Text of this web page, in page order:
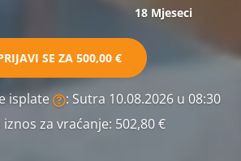
18 Mjeseci
SE ZA 500,00 €
isplate
: Sutra 10.08.2026 u 08:30
za vraćanje: 502,80 €